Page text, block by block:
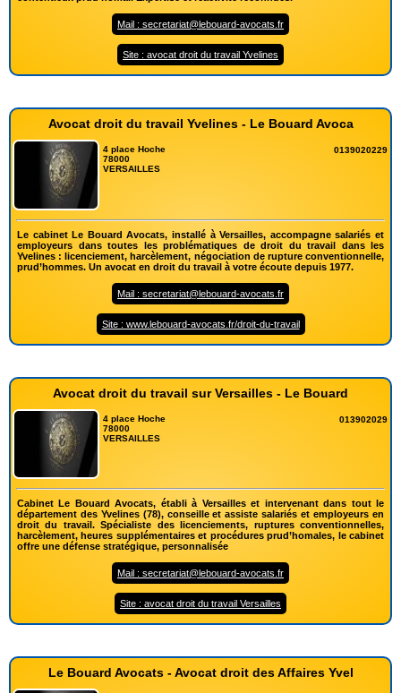
Mail : secretariat@lebouard-avocats.fr
Site : avocat droit du travail Yvelines
Avocat droit du travail Yvelines - Le Bouard Avoca
4 place Hoche
78000
VERSAILLES
0139020229
Le cabinet Le Bouard Avocats, installé à Versailles, accompagne salariés et
employeurs dans toutes les problématiques de droit du travail dans les
Yvelines : licenciement, harcèlement, négociation de rupture conventionnelle,
prud’hommes. Un avocat en droit du travail à votre écoute depuis 1977.
Mail : secretariat@lebouard-avocats.fr
Site : www.lebouard-avocats.fr/droit-du-travail
Avocat droit du travail sur Versailles - Le Bouard
4 place Hoche
78000
VERSAILLES
013902029
Cabinet Le Bouard Avocats, établi à Versailles et intervenant dans tout le
département des Yvelines (78), conseille et assiste salariés et employeurs en
droit du travail. Spécialiste des licenciements, ruptures conventionnelles,
harcèlement, heures supplémentaires et procédures prud’homales, le cabinet
offre une défense stratégique, personnalisée
Mail : secretariat@lebouard-avocats.fr
Site : avocat droit du travail Versailles
Le Bouard Avocats - Avocat droit des Affaires Yvel